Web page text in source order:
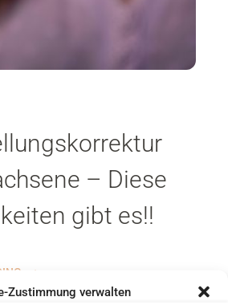
Zustimmung verwalten
– Diese
gibt es!!
in unserer Praxis?